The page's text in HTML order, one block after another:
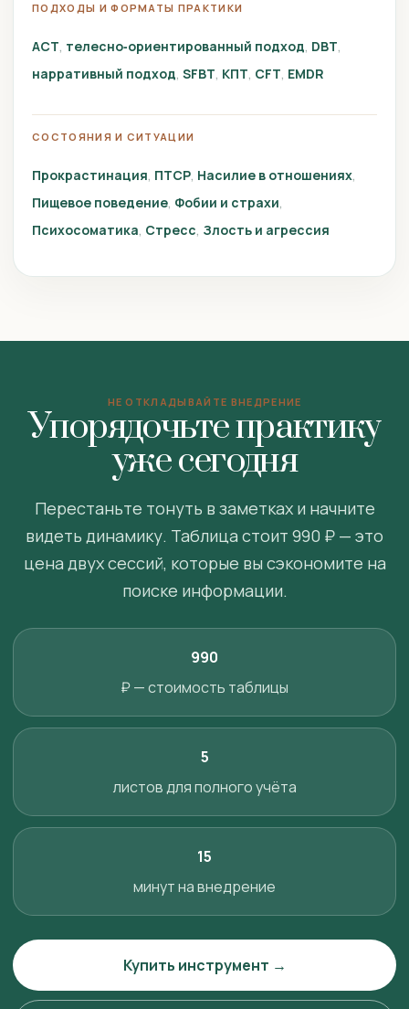
ПОДХОДЫ И ФОРМАТЫ ПРАКТИКИ
ACT телесно‑ориентированный подход DBT
нарративный подход SFBT КПТ CFT EMDR
СОСТОЯНИЯ И СИТУАЦИИ
Прокрастинация ПТСР Насилие в отношениях
Пищевое поведение Фобии и страхи
Психосоматика Стресс Злость и агрессия
НЕ ОТКЛАДЫВАЙТЕ ВНЕДРЕНИЕ
Упорядочьте практику
уже сегодня
Перестаньте тонуть в заметках и начните
видеть динамику. Таблица стоит 990 ₽ — это
цена двух сессий, которые вы сэкономите на
поиске информации.
990
₽ — стоимость таблицы
5
листов для полного учёта
15
минут на внедрение
Купить инструмент →